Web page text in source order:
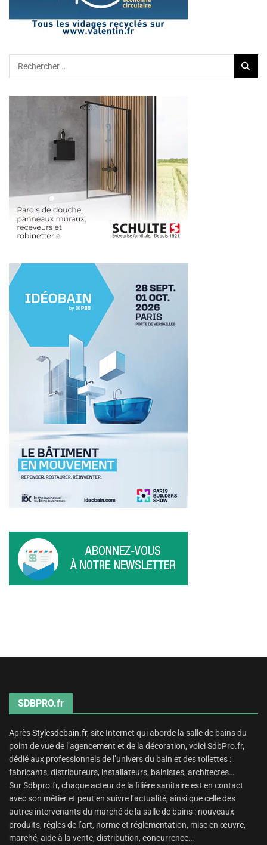
SDBPRO.fr
AprèsStylesdebain.fr, site Internet qui aborde la salle de bains du
point de vue de l’agencement et de la décoration, voici SdbPro.fr,
dédié aux professionnels de l’univers du bain et des toilettes :
fabricants, distributeurs, installateurs, bainistes, architectes…
Sur Sdbpro.fr, chaque acteur de la filière sanitaire est en contact
avec son métier et peut en suivre l’actualité, ainsi que celle des
autres intervenants du marché de la salle de bains : nouveaux
produits, règles de l’art, norme et réglementation, mise en œuvre,
marché, aide à la vente, distribution, concurrence…